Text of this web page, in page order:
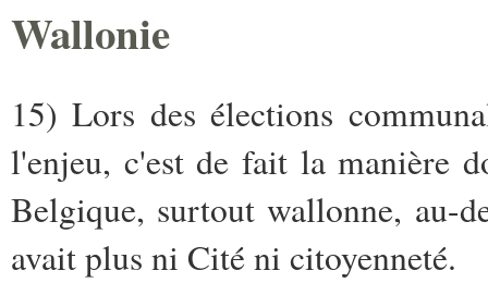
Wallonie
15) Lors des élections
l'enjeu, c'est de fait la manière
Belgique, surtout wallonne, au-
avait plus ni Cité ni citoyenneté.